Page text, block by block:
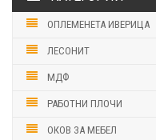
ОПЛЕМЕНЕТА ИВЕРИЦА
ЛЕСОНИТ
МДФ
РАБОТНИ ПЛОЧИ
ОКОВ ЗА МЕБЕЛ